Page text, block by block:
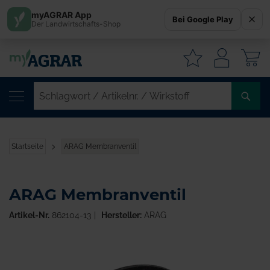
Startseite ARAG Membranventil
ARAG Membranventil
Artikel-Nr. 862104-13 Hersteller:ARAG
myAGRAR App
Der Landwirtschafts-Shop Bei Google Play